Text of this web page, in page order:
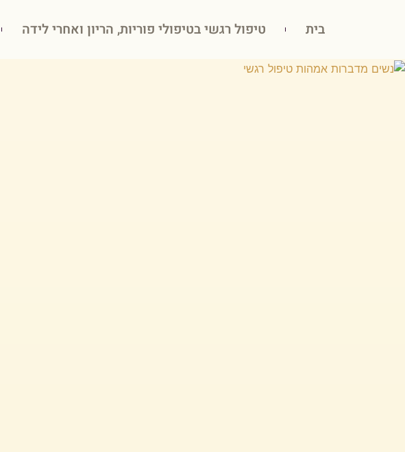
בית טיפול רגשי בטיפולי פוריות, הריון ואחרי לידה